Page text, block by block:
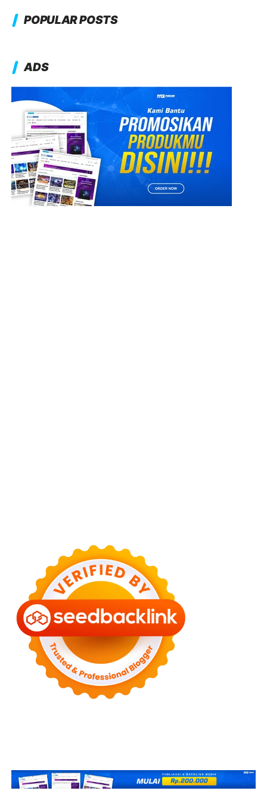
POPULAR POSTS
ADS